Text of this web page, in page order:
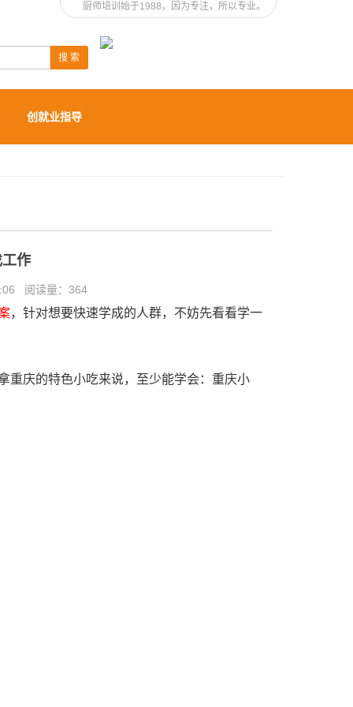
厨师培训始于1988，因为专注，所以专业。
搜 索
创就业指导
作
阅读量：364
，针对想要快速学成的人群，不妨先看看学一
重庆的特色小吃来说，至少能学会：重庆小